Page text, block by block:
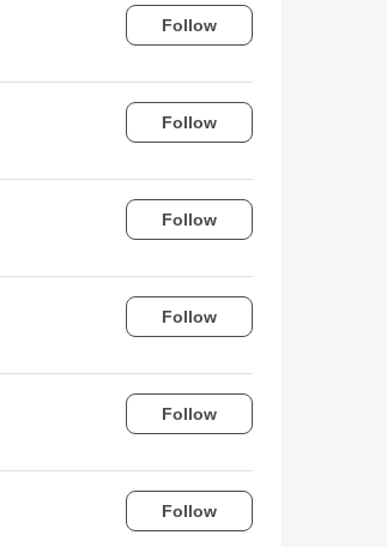
Follow
Follow
Follow
Follow
Follow
Follow